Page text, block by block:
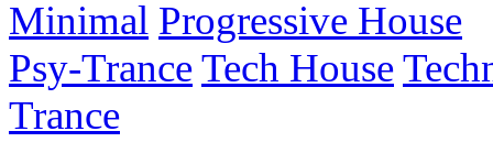
Minimal Progressive House
Psy-TranceTech House
Trance